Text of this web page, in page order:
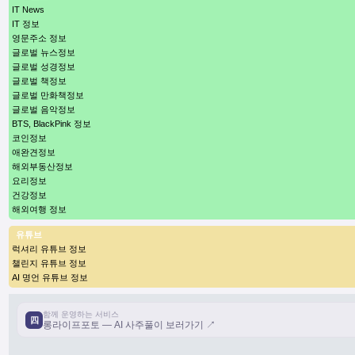
IT News
IT 정보
영문주소 정보
글로벌 뉴스정보
글로벌 성경정보
글로벌 책정보
글로벌 만화책정보
글로벌 음악정보
BTS, BlackPink 정보
코인정보
애완견정보
해외부동산정보
요리정보
건강정보
해외여행 정보
유튜브
럭셔리 유튜브 정보
챌린지 유튜브 정보
AI 명언 유튜브 정보
四
함께 운영하는 서비스
롱라이프포토 — AI 사주풀이 보러가기 ↗